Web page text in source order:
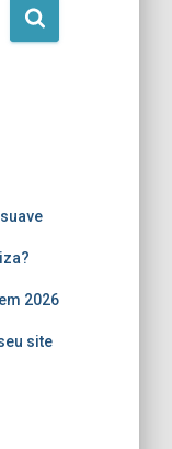
2026
site